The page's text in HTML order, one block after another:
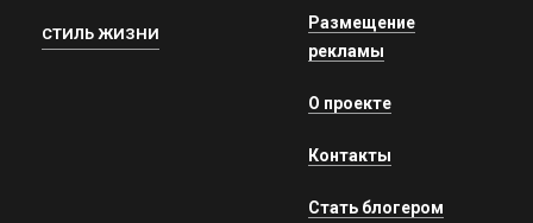
СТИЛЬ ЖИЗНИ
Размещение
рекламы
О проекте
Контакты
Стать блогером